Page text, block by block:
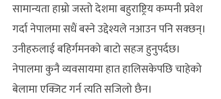
सामान्यता हाम्रो जस्तो देशमा बहुराष्ट्रिय कम्पनी प्रवेश
गर्दा नेपालमा सधैं बस्ने उद्देश्यले नआउन पनि सक्छन्।
उनीहरुलाई बहिर्गमनको बाटो सहज हुनुपर्दछ।
नेपालमा कुनै व्यवसायमा हात हालिसकेपछि चाहेको
बेलामा एक्जिट गर्न त्यति सजिलो छैन।